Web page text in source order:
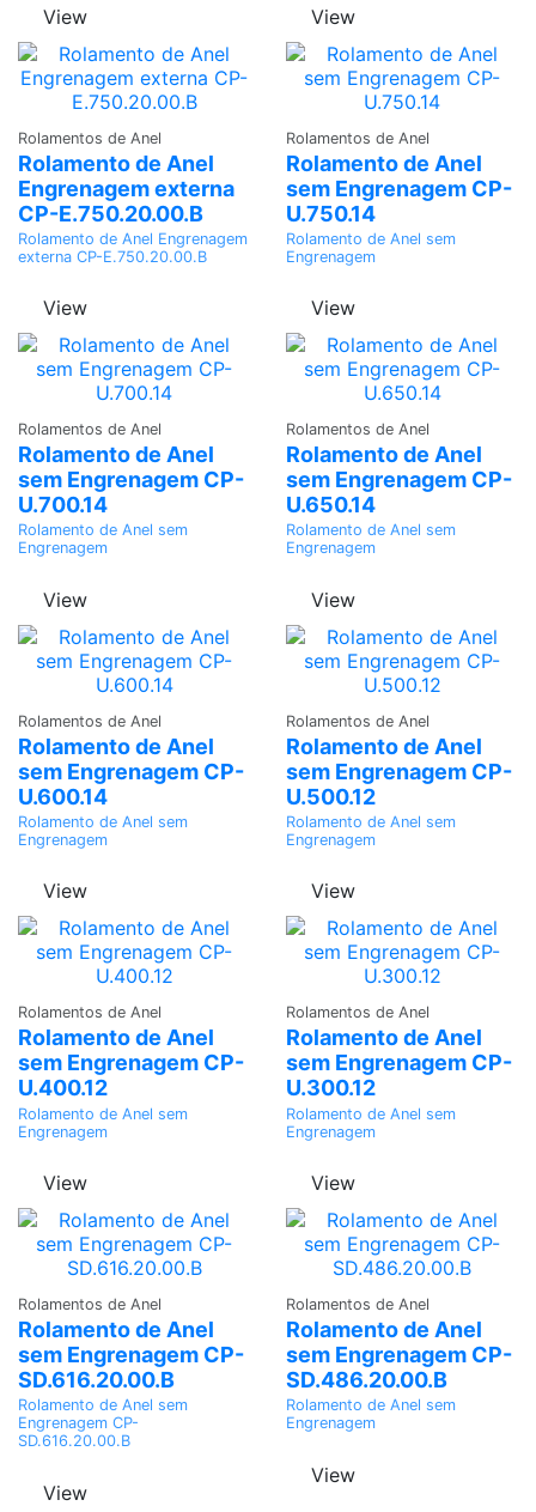
View View
Rolamentos de Anel
Rolamento de Anel
Engrenagem externa
CP-E.750.20.00.B
Rolamento de Anel Engrenagem
externa CP-E.750.20.00.B
View
Rolamentos de Anel
Rolamento de Anel
sem Engrenagem CP-
U.750.14
Rolamento de Anel sem
Engrenagem
View
Rolamentos de Anel
Rolamento de Anel
sem Engrenagem CP-
U.700.14
Rolamento de Anel sem
Engrenagem
View
Rolamentos de Anel
Rolamento de Anel
sem Engrenagem CP-
U.650.14
Rolamento de Anel sem
Engrenagem
View
Rolamentos de Anel
Rolamento de Anel
sem Engrenagem CP-
U.600.14
Rolamento de Anel sem
Engrenagem
View
Rolamentos de Anel
Rolamento de Anel
sem Engrenagem CP-
U.500.12
Rolamento de Anel sem
Engrenagem
View
Rolamentos de Anel
Rolamento de Anel
sem Engrenagem CP-
U.400.12
Rolamento de Anel sem
Engrenagem
View
Rolamentos de Anel
Rolamento de Anel
sem Engrenagem CP-
U.300.12
Rolamento de Anel sem
Engrenagem
View
Rolamentos de Anel
Rolamento de Anel
sem Engrenagem CP-
SD.616.20.00.B
Rolamento de Anel sem
Engrenagem CP-
SD.616.20.00.B
View
Rolamentos de Anel
Rolamento de Anel
sem Engrenagem CP-
SD.486.20.00.B
Rolamento de Anel sem
Engrenagem
View